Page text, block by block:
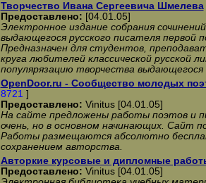
Творчество Ивана Сергеевича Шмелева
Предоставлено: [04.01.05]
Электронное издание собрания
выдающегося русского писателя первой
Предназначен для студентов,
круга любителей классической русской
популярязацию творчества выдающегося
OpenDoor.ru - Сообщество молодых
8721 ]
Предоставлено: Vinitus [04.01.05]
На сайте предложены работы поэтов и
очень, но в основном начинающих. Сайт
Работы размещаются абсолютно
сохранением авторства.
Авторкие курсовые и дипломные
Предоставлено: Vinitus [04.01.05]